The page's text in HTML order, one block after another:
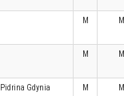
M
M
Pidrina Gdynia M